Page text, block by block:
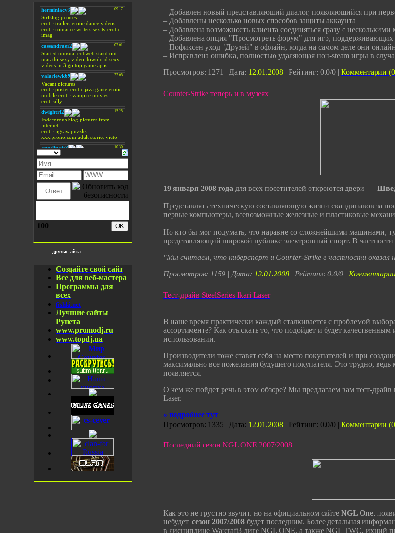
100
друзья сайта
Создайте свой сайт
Все для веб-мастера
Программы для
всех
fishki.net
Лучшие сайты
Рунета
www.promodj.ru
www.topdj.ua
– Добавлен новый представляющий диалог, появляющийся при
– Добавлены несколько новых способов защиты аккаунта
– Добавлена возможность клиента соединяться сразу с несколькими
– Добавлена опция "Просмотреть форум" для игр, поддерживающих
– Пофиксен уход "Друзей" в офлайн, когда на самом деле они
– Исправлена ошибка, полностью удаляющая нон-steam игры в
Просмотров: 1271 | Дата: 12.01.2008 | Рейтинг: 0.0/0 | Комментарии
Counter-Strike теперь и в музеях
19 января 2008 года для всех посетителей откроются двери
Представлять техническую составляющую жизни скандинавов за
первые компьютеры, всевозможные железные и пластиковые
Но кто бы мог подумать, что наравне со сложнейшими машинами,
представляющий широкой публике электронный спорт. В частности
"Мы считаем, что киберспорт и Counter-Strike в частности оказал
Просмотров: 1159 | Дата: 12.01.2008 | Рейтинг: 0.0/0 |
Тест-драйв SteelSeries Ikari Laser
В наше время практически каждый сталкивается с проблемой
ассортименте? Как отыскать то, что подойдет и будет
использовании.
Производители тоже ставят себя на место покупателей и при
максимально все пожелания будущего покупателя. Это трудно, ведь
появляется.
О чем же пойдет речь в этом обзоре? Мы предлагаем вам тест-
Laser.
» подробнее тут
Просмотров: 1335 | Дата: 12.01.2008 | Рейтинг: 0.0/0 | Комментарии
Последний сезон NGL ONE 2007/2008
Как это не грустно звучит, но на официальном сайте NGL One,
небудет, сезон 2007/2008 будет последним. Более детальная
в дисциплине Warcraft3 лиге NGL ONE, а также NGL TWO, ихний